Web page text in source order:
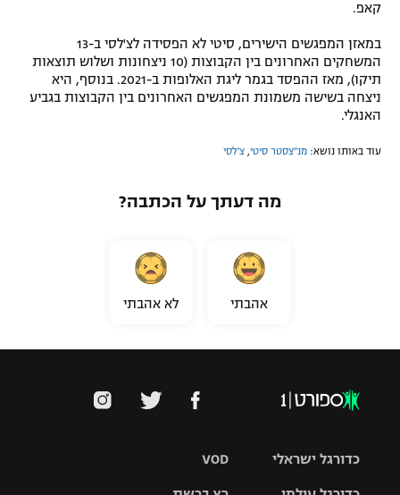
קאפ.
במאזן המפגשים הישירים, סיטי לא הפסידה לצ'לסי ב-13
המשחקים האחרונים בין הקבוצות (10 ניצחונות ושלוש תוצאות
תיקו), מאז ההפסד בגמר ליגת האלופות ב-2021. בנוסף, היא
ניצחה בשישה משמונת המפגשים האחרונים בין הקבוצות בגביע
האנגלי.
עוד באותו נושא: מנ''צסטר סיטי צ'לסי
מה דעתך על הכתבה?
אהבתי לא אהבתי
VOD כדורגל ישראלי